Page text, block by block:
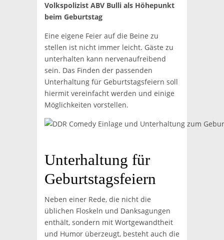
Volkspolizist ABV Bulli als Höhepunkt
beim Geburtstag
Eine eigene Feier auf die Beine zu
stellen ist nicht immer leicht. Gäste zu
unterhalten kann nervenaufreibend
sein. Das Finden der passenden
Unterhaltung für Geburtstagsfeiern soll
hiermit vereinfacht werden und einige
Möglichkeiten vorstellen.
Unterhaltung für
Geburtstagsfeiern
Neben einer Rede, die nicht die
üblichen Floskeln und Danksagungen
enthält, sondern mit Wortgewandtheit
und Humor überzeugt, besteht auch die